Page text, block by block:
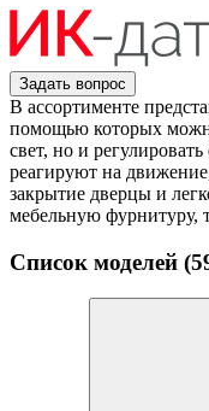
Задать вопрос
В ассортименте
помощью которых
свет, но и
реагируют на
закрытие дверцы и
мебельную фурнитуру,
Список моделей